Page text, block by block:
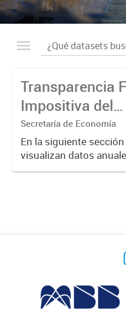
Transparencia
Impositiva del
Municipio. Año
Secretaría de Economía
En la siguiente
visualizan datos
la transparencia fiscal